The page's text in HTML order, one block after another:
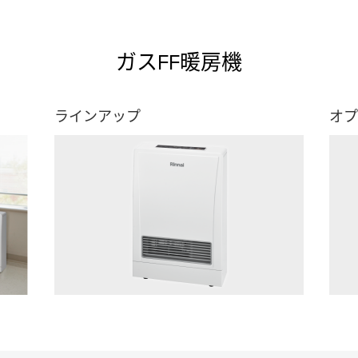
ガスFF暖房機
ラインアップ オ